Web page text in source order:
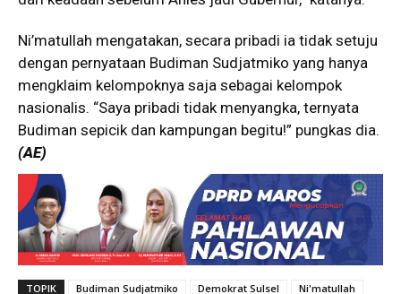
Ni’matullah mengatakan, secara pribadi ia tidak setuju
dengan pernyataan Budiman Sudjatmiko yang hanya
mengklaim kelompoknya saja sebagai kelompok
nasionalis. “Saya pribadi tidak menyangka, ternyata
Budiman sepicik dan kampungan begitu!” pungkas dia.
(AE)
TOPIK Budiman Sudjatmiko Demokrat Sulsel
Ni'matullah